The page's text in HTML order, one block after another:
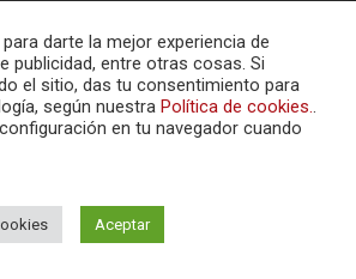
AMAYCOM.NET
darte la mejor experiencia de
publicidad, entre otras cosas. Si
el sitio, das tu consentimiento para
según nuestra Política de cookies..
en tu navegador cuando
Aceptar